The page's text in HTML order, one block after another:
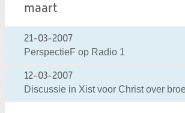
maart
21-03-2007
PerspectieF op Radio 1
12-03-2007
Discussie in Xist voor Christ over